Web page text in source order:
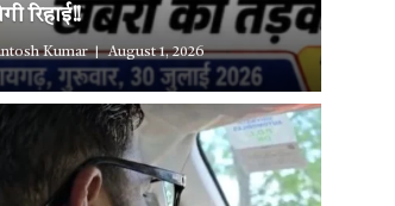
रिहाई!!
Kumar August 1, 2026